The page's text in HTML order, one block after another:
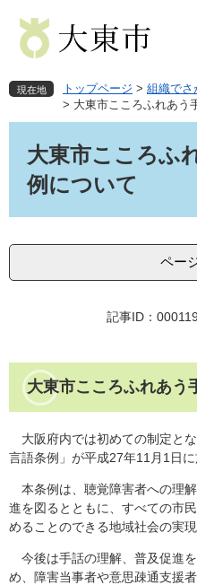
先
で
を
ば
へ
現在地 トップページ > 組織でさ
> 大東市こころふれあう
大東市こころふ
例について
ペー
記事ID：
大東市こころふれあう
大阪府内では初めての制定と
言語条例」が平成27年11月1日に
本条例は、聴覚障害者への理
進を図るとともに、すべての市
めることのできる地域社会の実
今後は手話の理解、普及促進
め、障害当事者や意思疎通支援